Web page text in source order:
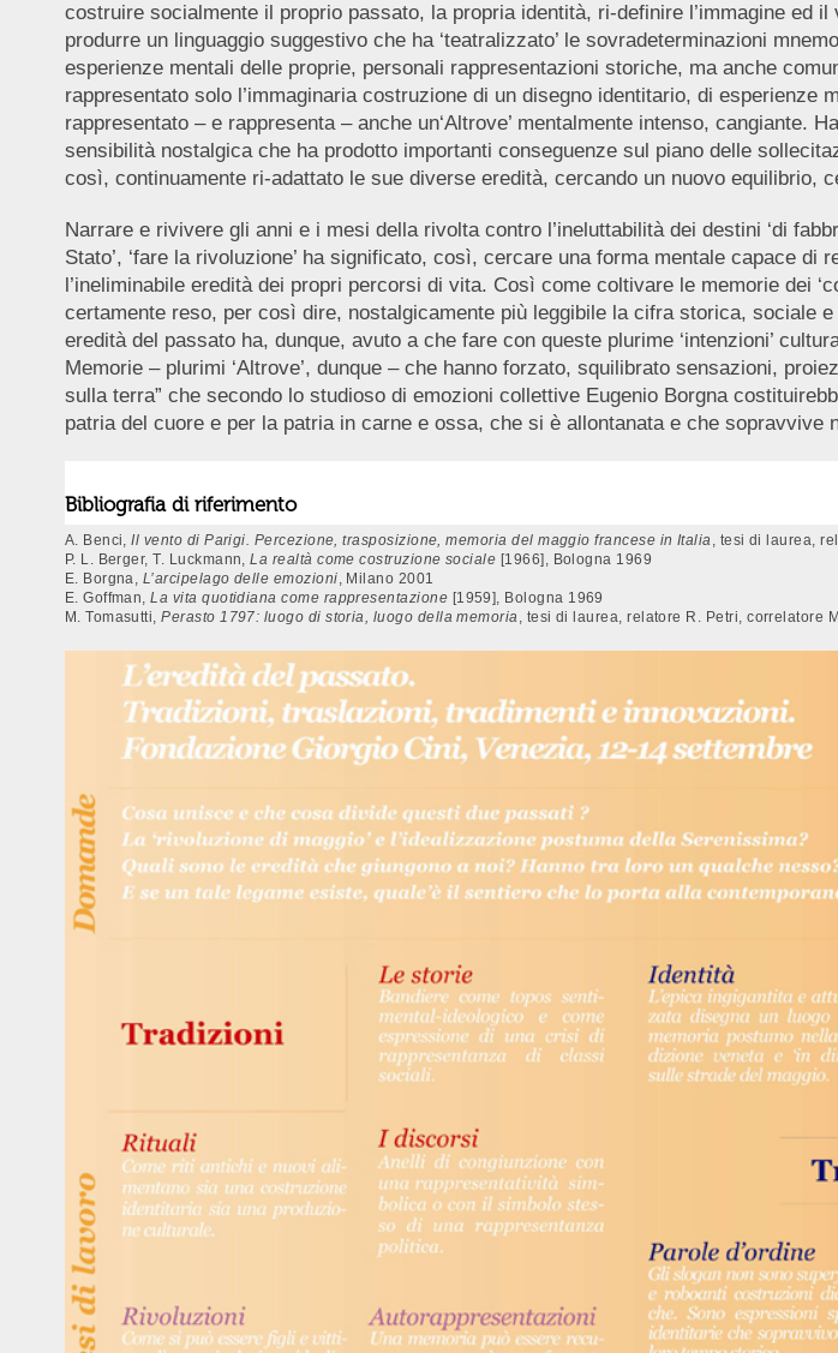
costruire socialmente il proprio passato, la propria identità, ri-definire l’immagine
produrre un linguaggio suggestivo che ha ‘teatralizzato’ le sovradeterminazioni
esperienze mentali delle proprie, personali rappresentazioni storiche, ma anche
rappresentato solo l’immaginaria costruzione di un disegno identitario, di
rappresentato – e rappresenta – anche un‘Altrove’ mentalmente intenso, cangiante.
sensibilità nostalgica che ha prodotto importanti conseguenze sul piano delle
così, continuamente ri-adattato le sue diverse eredità, cercando un nuovo equilibrio,
Narrare e rivivere gli anni e i mesi della rivolta contro l’ineluttabilità dei destini ‘di
Stato’, ‘fare la rivoluzione’ ha significato, così, cercare una forma mentale capace
l’ineliminabile eredità dei propri percorsi di vita. Così come coltivare le memorie dei
certamente reso, per così dire, nostalgicamente più leggibile la cifra storica, sociale
eredità del passato ha, dunque, avuto a che fare con queste plurime ‘intenzioni’
Memorie – plurimi ‘Altrove’, dunque – che hanno forzato, squilibrato sensazioni,
sulla terra” che secondo lo studioso di emozioni collettive Eugenio Borgna
patria del cuore e per la patria in carne e ossa, che si è allontanata e che sopravvive
Bibliografia di riferimento
A. Benci, Il vento di Parigi. Percezione, trasposizione, memoria del maggio francese in Italia
, tesi di laurea,
P. L. Berger, T. Luckmann,La realtà come costruzione sociale [1966], Bologna 1969
E. Borgna, L’arcipelago delle emozioni , Milano 2001
E. Goffman,La vita quotidiana come rappresentazione [1959], Bologna 1969
M. Tomasutti,Perasto 1797: luogo di storia, luogo della memoria , tesi di laurea, relatore R. Petri, correlatore